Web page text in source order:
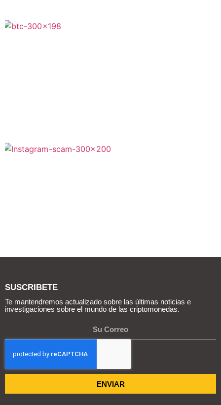
SUSCRIBETE
Te mantendremos actualizado sobre las últimas noticias e
investigaciones sobre el mundo de las criptomonedas.
ENVIAR